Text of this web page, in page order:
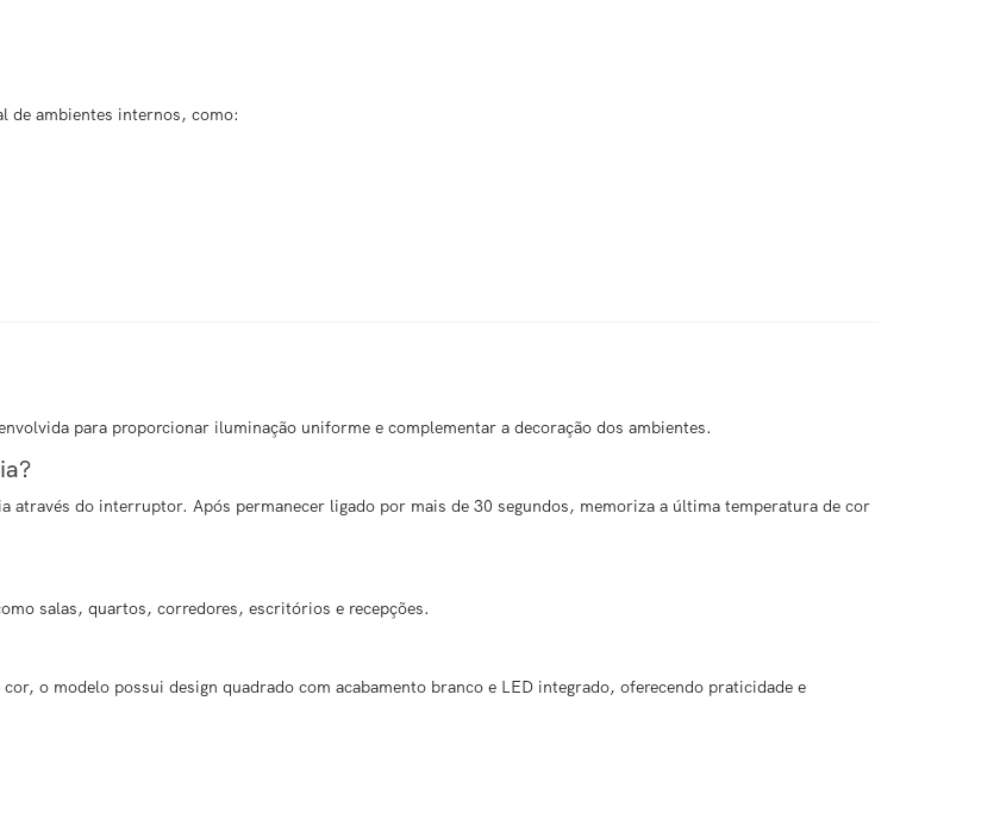
de ambientes internos, como:
para proporcionar iluminação uniforme e complementar a decoração dos ambientes.
do interruptor. Após permanecer ligado por mais de 30 segundos, memoriza a última temperatura de cor
salas, quartos, corredores, escritórios e recepções.
o modelo possui design quadrado com acabamento branco e LED integrado, oferecendo praticidade e